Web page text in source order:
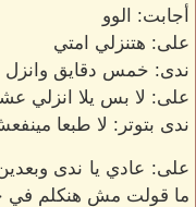
أجابت: الوو
على: هتنزلي امتي
ندى: خمس دقايق وانزل
على: لا بس يلا انزلي
ندى بتوتر: لا طبعا
على: عادي يا ندى
ما قولت مش هنكلم في